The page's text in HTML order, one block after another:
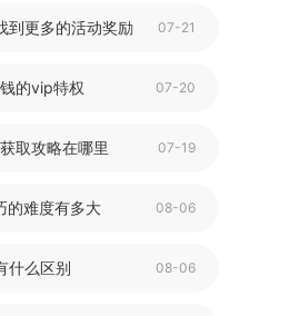
到更多的活动奖励 07-21
的vip特权 07-20
取攻略在哪里 07-19
的难度有多大 08-06
什么区别 08-06